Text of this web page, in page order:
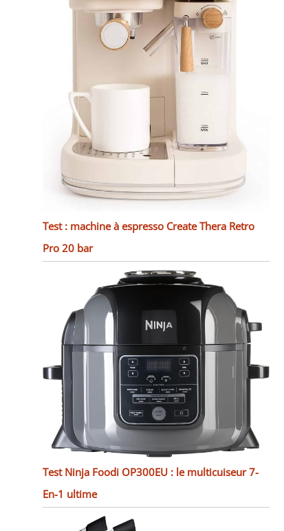
Test : machine à espresso Create Thera Retro
Pro 20 bar
Test Ninja Foodi OP300EU : le multicuiseur 7-
En-1 ultime